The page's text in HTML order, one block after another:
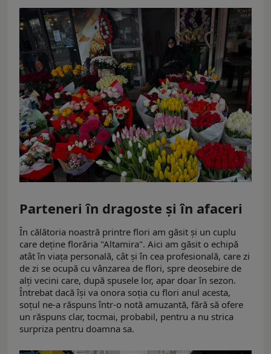
Parteneri în dragoste și în afaceri
În călătoria noastră printre flori am găsit și un cuplu
care deține florăria "Altamira". Aici am găsit o echipă
atât în viața personală, cât și în cea profesională, care zi
de zi se ocupă cu vânzarea de flori, spre deosebire de
alți vecini care, după spusele lor, apar doar în sezon.
Întrebat dacă își va onora soția cu flori anul acesta,
soțul ne-a răspuns într-o notă amuzantă, fără să ofere
un răspuns clar, tocmai, probabil, pentru a nu strica
surpriza pentru doamna sa.